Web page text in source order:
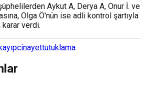
Aykut A, Derya A, Onur İ. ve
Olga Ö'nün ise adli kontrol şartıyla
karar verdi.
cinayettutuklama